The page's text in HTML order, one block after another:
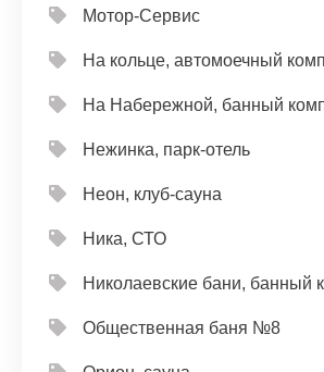
Мотор-Сервис
На кольце, автомоечный
На Набережной, банный
Нежинка, парк-отель
Неон, клуб-сауна
Ника, СТО
Николаевские бани, банный
Общественная баня №8